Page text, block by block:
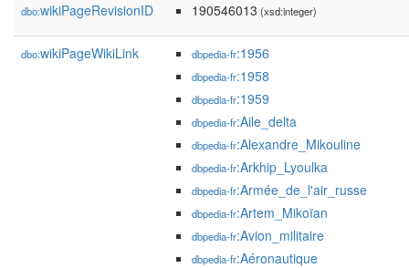
dbo:wikiPageRevisionID 190546013 (xsd:integer)
dbo:wikiPageWikiLink dbpedia-fr:1956
dbpedia-fr:1958
dbpedia-fr:1959
dbpedia-fr:Aile_delta
dbpedia-fr:Alexandre_Mikouline
dbpedia-fr:Arkhip_Lyoulka
dbpedia-fr:Armée_de_l'air_russe
dbpedia-fr:Artem_Mikoïan
dbpedia-fr:Avion_militaire
dbpedia-fr:Aéronautique